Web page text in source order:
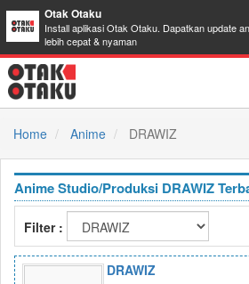
Otak Otaku
Install aplikasi Otak Otaku. Dapatkan update
lebih cepat & nyaman
Home
Anime DRAWIZ
Anime Studio/Produksi DRAWIZ
Filter :
DRAWIZ